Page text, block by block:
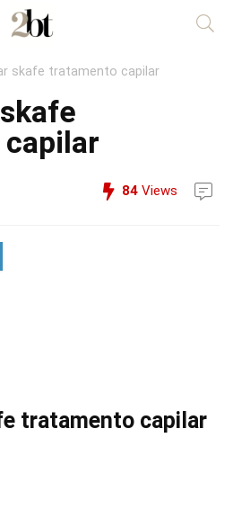
skafe tratamento capilar
84 Views
tratamento capilar